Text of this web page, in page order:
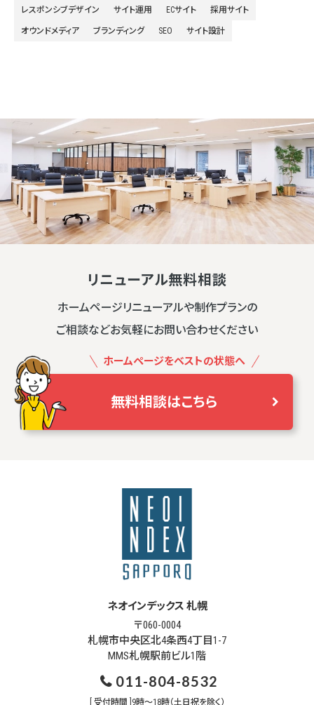
レスポンシブデザイン サイト運用 ECサイト 採用サイト
オウンドメディア ブランディング SEO サイト設計
リニューアル無料相談
ホームページリニューアルや制作プランの
ご相談などお気軽にお問い合わせください
ホームページをベストの状態へ
無料相談はこちら
ネオインデックス 札幌
〒060-0004
札幌市中央区北4条西4丁目1-7
MMS札幌駅前ビル1階
011-804-8532
[ 受付時間 ]9時～18時（土日祝を除く）